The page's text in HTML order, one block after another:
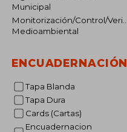
Municipal
Monitorización/Control/Verificación
Medioambiental
ENCUADERNACIÓN
Tapa Blanda
Tapa Dura
Cards (Cartas)
Encuadernacion